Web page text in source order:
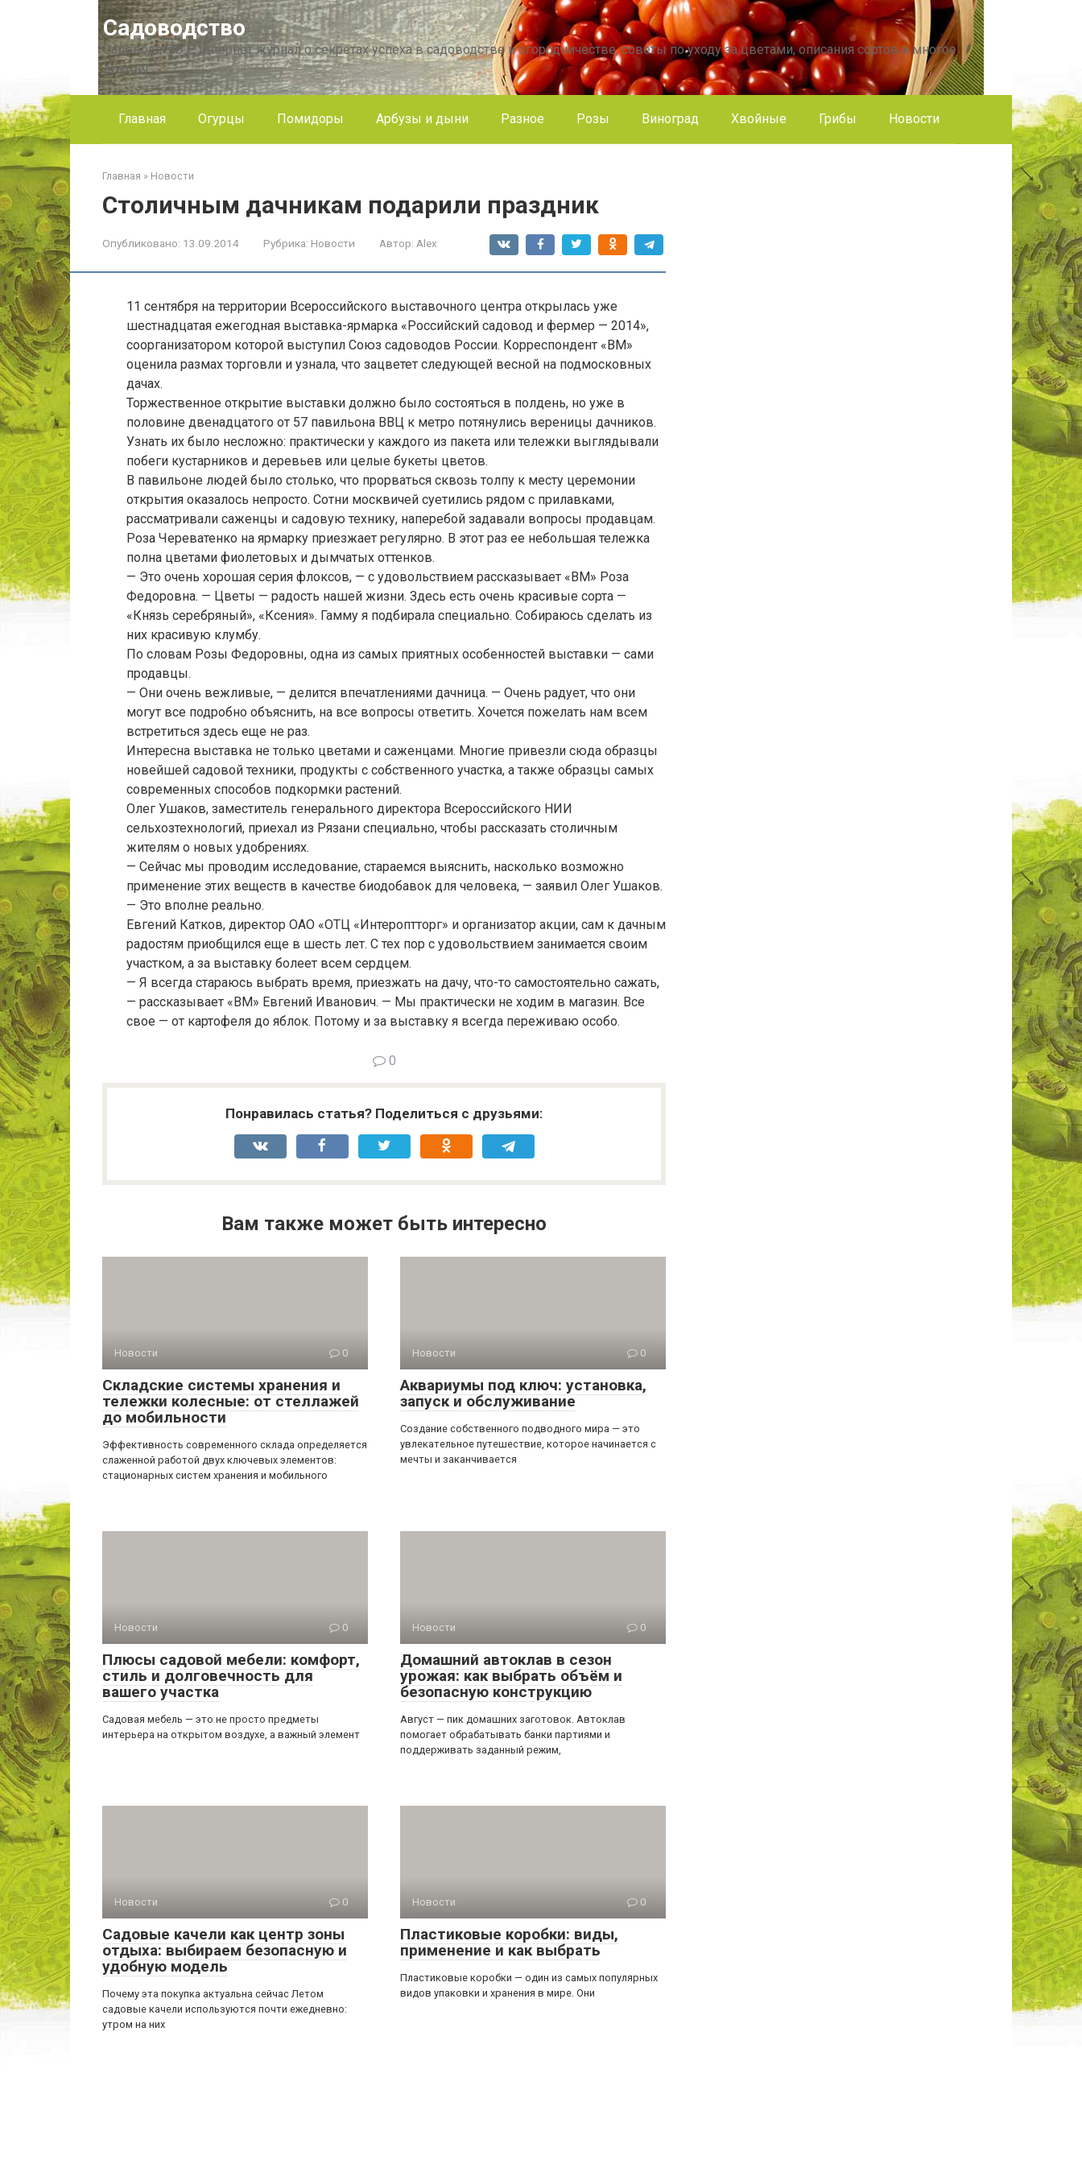
Садоводство
Садоводство — интернет журнал о секретах успеха в садоводстве и огородничестве, советы по уходу за цветами, описания сортов и многое
другое!
Главная Огурцы Помидоры Арбузы и дыни Разное Розы Виноград Хвойные Грибы Новости
Главная » Новости
Столичным дачникам подарили праздник
Опубликовано: 13.09.2014 Рубрика: Новости Автор: Alex
11 сентября на территории Всероссийского выставочного центра открылась уже
шестнадцатая ежегодная выставка-ярмарка «Российский садовод и фермер — 2014»,
соорганизатором которой выступил Союз садоводов России. Корреспондент «ВМ»
оценила размах торговли и узнала, что зацветет следующей весной на подмосковных
дачах.
Торжественное открытие выставки должно было состояться в полдень, но уже в
половине двенадцатого от 57 павильона ВВЦ к метро потянулись вереницы дачников.
Узнать их было несложно: практически у каждого из пакета или тележки выглядывали
побеги кустарников и деревьев или целые букеты цветов.
В павильоне людей было столько, что прорваться сквозь толпу к месту церемонии
открытия оказалось непросто. Сотни москвичей суетились рядом с прилавками,
рассматривали саженцы и садовую технику, наперебой задавали вопросы продавцам.
Роза Череватенко на ярмарку приезжает регулярно. В этот раз ее небольшая тележка
полна цветами фиолетовых и дымчатых оттенков.
— Это очень хорошая серия флоксов, — с удовольствием рассказывает «ВМ» Роза
Федоровна. — Цветы — радость нашей жизни. Здесь есть очень красивые сорта —
«Князь серебряный», «Ксения». Гамму я подбирала специально. Собираюсь сделать из
них красивую клумбу.
По словам Розы Федоровны, одна из самых приятных особенностей выставки — сами
продавцы.
— Они очень вежливые, — делится впечатлениями дачница. — Очень радует, что они
могут все подробно объяснить, на все вопросы ответить. Хочется пожелать нам всем
встретиться здесь еще не раз.
Интересна выставка не только цветами и саженцами. Многие привезли сюда образцы
новейшей садовой техники, продукты с собственного участка, а также образцы самых
современных способов подкормки растений.
Олег Ушаков, заместитель генерального директора Всероссийского НИИ
сельхозтехнологий, приехал из Рязани специально, чтобы рассказать столичным
жителям о новых удобрениях.
— Сейчас мы проводим исследование, стараемся выяснить, насколько возможно
применение этих веществ в качестве биодобавок для человека, — заявил Олег Ушаков.
— Это вполне реально.
Евгений Катков, директор ОАО «ОТЦ «Интероптторг» и организатор акции, сам к дачным
радостям приобщился еще в шесть лет. С тех пор с удовольствием занимается своим
участком, а за выставку болеет всем сердцем.
— Я всегда стараюсь выбрать время, приезжать на дачу, что-то самостоятельно сажать,
— рассказывает «ВМ» Евгений Иванович. — Мы практически не ходим в магазин. Все
свое — от картофеля до яблок. Потому и за выставку я всегда переживаю особо.
0
Понравилась статья? Поделиться с друзьями:
Вам также может быть интересно
Новости 0
Складские системы хранения и
тележки колесные: от стеллажей
до мобильности
Эффективность современного склада определяется
слаженной работой двух ключевых элементов:
стационарных систем хранения и мобильного
Новости 0
Аквариумы под ключ: установка,
запуск и обслуживание
Создание собственного подводного мира — это
увлекательное путешествие, которое начинается с
мечты и заканчивается
Новости 0
Плюсы садовой мебели: комфорт,
стиль и долговечность для
вашего участка
Садовая мебель — это не просто предметы
интерьера на открытом воздухе, а важный элемент
Новости 0
Домашний автоклав в сезон
урожая: как выбрать объём и
безопасную конструкцию
Август — пик домашних заготовок. Автоклав
помогает обрабатывать банки партиями и
поддерживать заданный режим,
Новости 0
Садовые качели как центр зоны
отдыха: выбираем безопасную и
удобную модель
Почему эта покупка актуальна сейчас Летом
садовые качели используются почти ежедневно:
утром на них
Новости 0
Пластиковые коробки: виды,
применение и как выбрать
Пластиковые коробки — один из самых популярных
видов упаковки и хранения в мире. Они